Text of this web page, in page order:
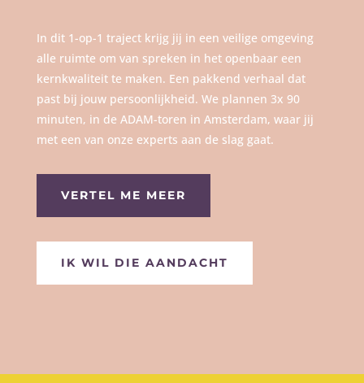
In dit 1-op-1 traject krijg jij in een veilige omgeving
alle ruimte om van spreken in het openbaar een
kernkwaliteit te maken. Een pakkend verhaal dat
past bij jouw persoonlijkheid. We plannen 3x 90
minuten, in de ADAM-toren in Amsterdam, waar jij
met een van onze experts aan de slag gaat.
VERTEL ME MEER
IK WIL DIE AANDACHT